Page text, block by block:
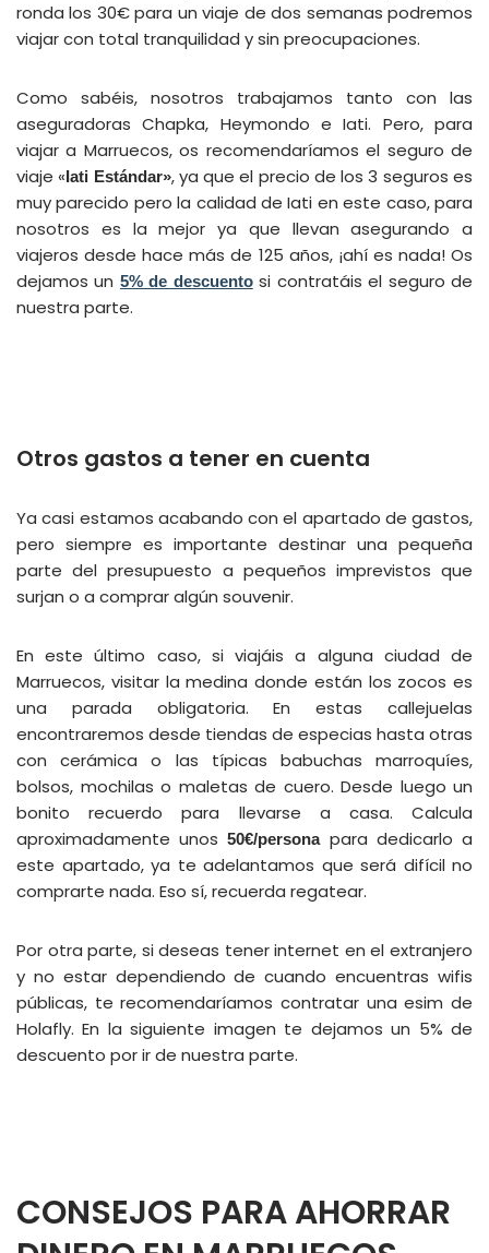
ronda los 30€ para un viaje de dos semanas podremos
viajar con total tranquilidad y sin preocupaciones.
Como sabéis, nosotros trabajamos tanto con las
aseguradoras Chapka, Heymondo e Iati. Pero, para
viajar a Marruecos, os recomendaríamos el seguro de
viaje «Iati Estándar», ya que el precio de los 3 seguros es
muy parecido pero la calidad de Iati en este caso, para
nosotros es la mejor ya que llevan asegurando a
viajeros desde hace más de 125 años, ¡ahí es nada! Os
dejamos un 5% de descuentosi contratáis el seguro de
nuestra parte.
Otros gastos a tener en cuenta
Ya casi estamos acabando con el apartado de gastos,
pero siempre es importante destinar una pequeña
parte del presupuesto a pequeños imprevistos que
surjan o a comprar algún souvenir.
En este último caso, si viajáis a alguna ciudad de
Marruecos, visitar la medina donde están los zocos es
una parada obligatoria. En estas callejuelas
encontraremos desde tiendas de especias hasta otras
con cerámica o las típicas babuchas marroquíes,
bolsos, mochilas o maletas de cuero. Desde luego un
bonito recuerdo para llevarse a casa. Calcula
aproximadamente unos50€/personapara dedicarlo a
este apartado, ya te adelantamos que será difícil no
comprarte nada. Eso sí, recuerda regatear.
Por otra parte, si deseas tener internet en el extranjero
y no estar dependiendo de cuando encuentras wifis
públicas, te recomendaríamos contratar una esim de
Holafly. En la siguiente imagen te dejamos un 5% de
descuento por ir de nuestra parte.
CONSEJOS PARA AHORRAR